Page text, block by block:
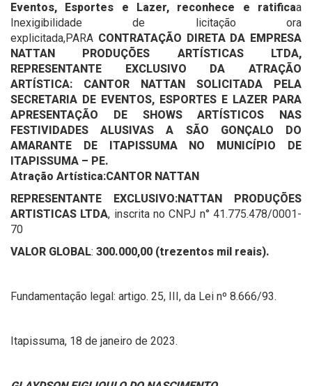
Eventos, Esportes e Lazer, reconhece e ratificaa
Inexigibilidade de licitação ora
explicitada,PARA CONTRATAÇÃO DIRETA DA EMPRESA
NATTAN PRODUÇÕES ARTÍSTICAS LTDA,
REPRESENTANTE EXCLUSIVO DA ATRAÇÃO
ARTÍSTICA: CANTOR NATTAN SOLICITADA PELA
SECRETARIA DE EVENTOS, ESPORTES E LAZER PARA
APRESENTAÇÃO DE SHOWS ARTÍSTICOS NAS
FESTIVIDADES ALUSIVAS A SÃO GONÇALO DO
AMARANTE DE ITAPISSUMA NO MUNICÍPIO DE
ITAPISSUMA – PE.
Atração Artística:CANTOR NATTAN
REPRESENTANTE EXCLUSIVO:NATTAN PRODUÇÕES
ARTISTICAS LTDA, inscrita no CNPJ n° 41.775.478/0001-
70
VALOR GLOBAL: 300.000,00 (trezentos mil reais).
Fundamentação legal: artigo. 25, III, da Lei nº 8.666/93.
Itapissuma, 18 de janeiro de 2023.